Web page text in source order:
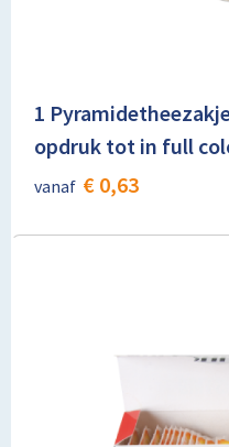
1
opdruk tot in full
vanaf € 0,63